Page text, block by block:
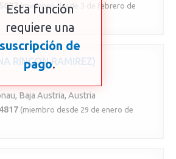
(miembro desde 3 de febrero de
RINCON RAMIREZ)
Baja Austria, Austria
(miembro desde 29 de enero de
Esta función
requiere una
suscripción de
pago.